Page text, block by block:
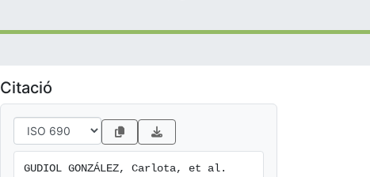
Citació
GUDIOL GONZÁLEZ, Carlota, et al.